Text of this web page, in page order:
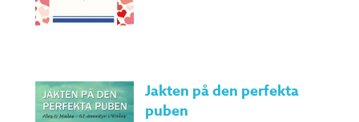
Jakten på den perfekta
puben